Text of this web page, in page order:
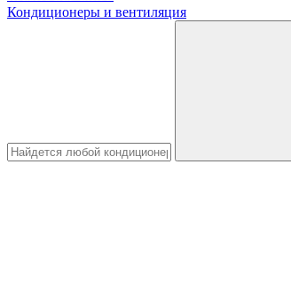
Кондиционеры и вентиляция